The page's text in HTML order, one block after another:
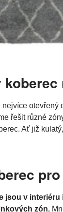
nejvíce otevřený
řešit různé
Ať již
jsou v
zón.